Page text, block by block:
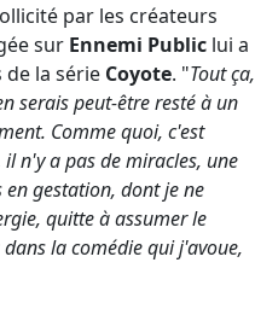
par les créateurs
sur Ennemi Publiclui a
la série Coyote. "Tout ça,
serais peut-être resté à un
Comme quoi, c'est
n'y a pas de miracles, une
en gestation, dont je ne
quitte à assumer le
la comédie qui j'avoue,